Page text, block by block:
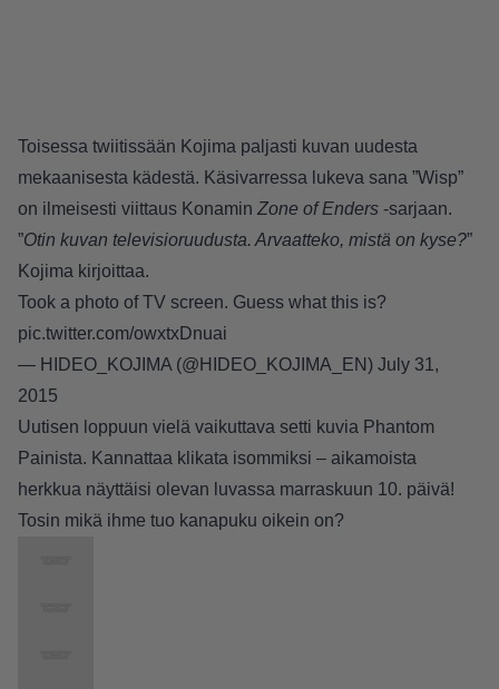
Toisessa twiitissään Kojima paljasti kuvan uudesta
mekaanisesta kädestä. Käsivarressa lukeva sana ”Wisp”
on ilmeisesti viittaus Konamin Zone of Enders -sarjaan.
”Otin kuvan televisioruudusta. Arvaatteko, mistä on kyse?”
Kojima kirjoittaa.
Took a photo of TV screen. Guess what this is?
pic.twitter.com/owxtxDnuai
— HIDEO_KOJIMA (@HIDEO_KOJIMA_EN) July 31,
2015
Uutisen loppuun vielä vaikuttava setti kuvia Phantom
Painista. Kannattaa klikata isommiksi – aikamoista
herkkua näyttäisi olevan luvassa marraskuun 10. päivä!
Tosin mikä ihme tuo kanapuku oikein on?